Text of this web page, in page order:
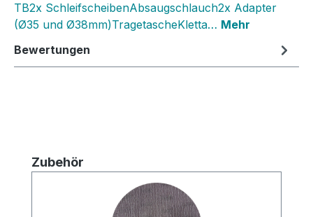
TB2x SchleifscheibenAbsaugschlauch2x Adapter
(Ø35 und Ø38mm)TragetascheKletta… Mehr
Bewertungen
Produktgalerie überspringen
Zubehör